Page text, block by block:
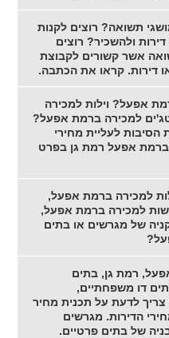
תשואה? רוצים לקנות
ולהשכיר? רוצים
אשר קשורים לקבוצת
דירות. קראו את הכתבה.
אפעל? וילות למכירה
למכירה ברמת אפעל?
הסיבות לעליית מחירי
ברמת אפעל רמת גן בפרט
למכירה ברמת אפעל,
למכירה ברמת אפעל,
של מגרשים או בתים
רמת גן, בתים
דו משפחתיים,
צריך לדעת על תכנית מחיר
הדירות. מגרשים
של בתים פרטיים.